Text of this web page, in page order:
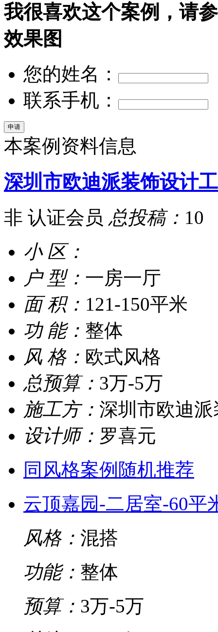
我很喜欢这个案例，请
效果图
您的姓名：
联系手机：
本案例资料信息
深圳市欧迪派装饰设计
非 认证会员 总投稿： 10
小 区：
户 型： 一房一厅
面 积： 121-150平米
功 能： 整体
风 格： 欧式风格
总预算： 3万-5万
施工方： 深圳市欧迪
设计师： 罗喜元
同风格案例随机推荐
云顶嘉园-二居室-60平
风格： 混搭
功能： 整体
预算： 3万-5万